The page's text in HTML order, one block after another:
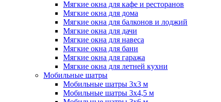
Мягкие окна для кафе и ресторанов
Мягкие окна для дома
Мягкие окна для балконов и лоджий
Мягкие окна для дачи
Мягкие окна для навеса
Мягкие окна для бани
Мягкие окна для гаража
Мягкие окна для летней кухни
Мобильные шатры
Мобильные шатры 3х3 м
Мобильные шатры 3х4,5 м